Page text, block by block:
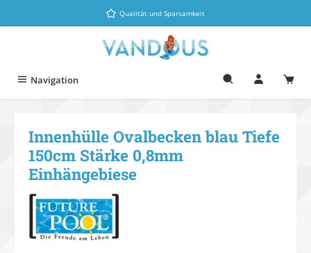
Zum Hauptinhalt springenQualität und Sparsamkeit
Navigation
Innenhülle Ovalbecken blau Tiefe
150cm Stärke 0,8mm
Einhängebiese